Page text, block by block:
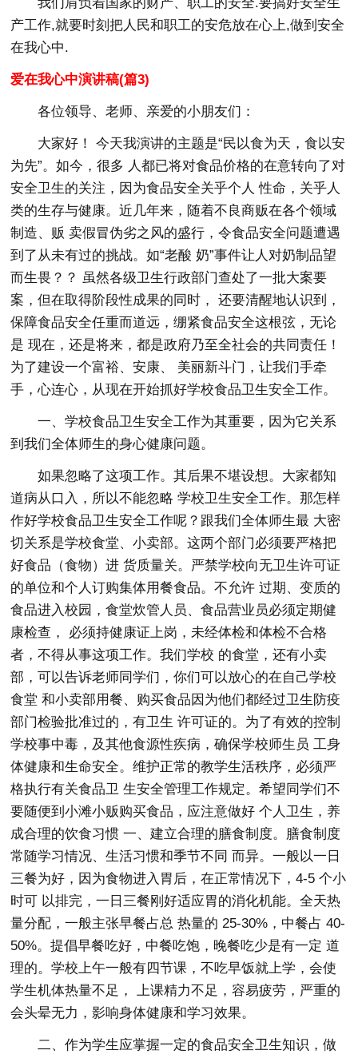
产工作,就要时刻把人民和职工的安危放在心上,做到安全
在我心中.
爱在我心中演讲稿(篇3)
各位领导、老师、亲爱的小朋友们：
大家好！ 今天我演讲的主题是“民以食为天，食以安
为先”。如今，很多 人都已将对食品价格的在意转向了对
安全卫生的关注，因为食品安全关乎个人 性命，关乎人
类的生存与健康。近几年来，随着不良商贩在各个领域
制造、贩 卖假冒伪劣之风的盛行，令食品安全问题遭遇
到了从未有过的挑战。如“老酸 奶”事件让人对奶制品望
而生畏？？ 虽然各级卫生行政部门查处了一批大案要
案，但在取得阶段性成果的同时， 还要清醒地认识到，
保障食品安全任重而道远，绷紧食品安全这根弦，无论
是 现在，还是将来，都是政府乃至全社会的共同责任！
为了建设一个富裕、安康、 美丽新斗门，让我们手牵
手，心连心，从现在开始抓好学校食品卫生安全工作。
一、学校食品卫生安全工作为其重要，因为它关系
到我们全体师生的身心健康问题。
如果忽略了这项工作。其后果不堪设想。大家都知
道病从口入，所以不能忽略 学校卫生安全工作。那怎样
作好学校食品卫生安全工作呢？跟我们全体师生最 大密
切关系是学校食堂、小卖部。这两个部门必须要严格把
好食品（食物）进 货质量关。严禁学校向无卫生许可证
的单位和个人订购集体用餐食品。不允许 过期、变质的
食品进入校园，食堂炊管人员、食品营业员必须定期健
康检查， 必须持健康证上岗，未经体检和体检不合格
者，不得从事这项工作。我们学校 的食堂，还有小卖
部，可以告诉老师同学们，你们可以放心的在自己学校
食堂 和小卖部用餐、购买食品因为他们都经过卫生防疫
部门检验批准过的，有卫生 许可证的。为了有效的控制
学校事中毒，及其他食源性疾病，确保学校师生员 工身
体健康和生命安全。维护正常的教学生活秩序，必须严
格执行有关食品卫 生安全管理工作规定。希望同学们不
要随便到小滩小贩购买食品，应注意做好 个人卫生，养
成合理的饮食习惯 一、建立合理的膳食制度。膳食制度
常随学习情况、生活习惯和季节不同 而异。一般以一日
三餐为好，因为食物进入胃后，在正常情况下，4-5 个小
时可 以排完，一日三餐刚好适应胃的消化机能。全天热
量分配，一般主张早餐占总 热量的 25-30%，中餐占 40-
50%。提倡早餐吃好，中餐吃饱，晚餐吃少是有一定 道
理的。学校上午一般有四节课，不吃早饭就上学，会使
学生机体热量不足， 上课精力不足，容易疲劳，严重的
会头晕无力，影响身体健康和学习效果。
二、作为学生应掌握一定的食品安全卫生知识，做